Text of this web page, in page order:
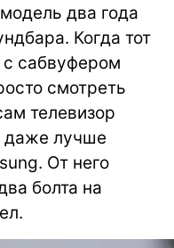
два года
Когда тот
с сабвуфером
смотреть
телевизор
даже лучше
От него
болта на